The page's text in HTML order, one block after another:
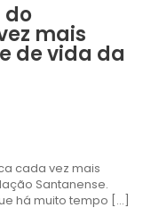
do
mais
de vida da
cada vez mais
Santanense.
há muito tempo […]